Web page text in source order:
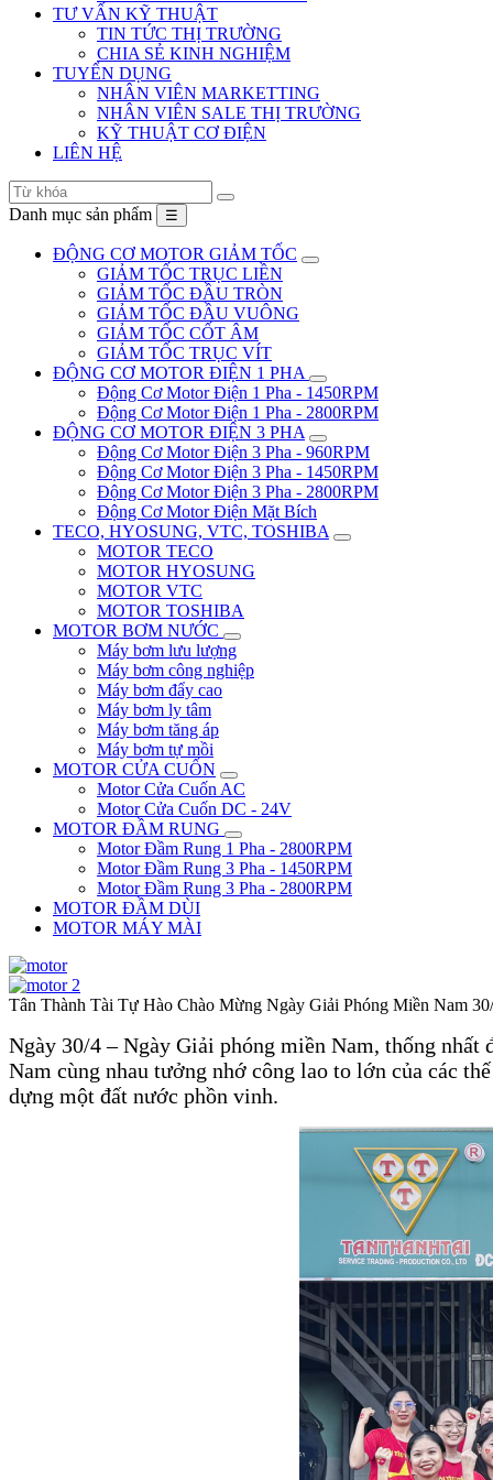
TƯ VẤN KỸ THUẬT
TIN TỨC THỊ TRƯỜNG
CHIA SẺ KINH NGHIỆM
TUYỂN DỤNG
NHÂN VIÊN MARKETTING
NHÂN VIÊN SALE THỊ TRƯỜNG
KỸ THUẬT CƠ ĐIỆN
LIÊN HỆ
Danh mục sản phẩm ☰
ĐỘNG CƠ MOTOR GIẢM TỐC
GIẢM TỐC TRỤC LIỀN
GIẢM TỐC ĐẦU TRÒN
GIẢM TỐC ĐẦU VUÔNG
GIẢM TỐC CỐT ÂM
GIẢM TỐC TRỤC VÍT
ĐỘNG CƠ MOTOR ĐIỆN 1 PHA
Động Cơ Motor Điện 1 Pha - 1450RPM
Động Cơ Motor Điện 1 Pha - 2800RPM
ĐỘNG CƠ MOTOR ĐIỆN 3 PHA
Động Cơ Motor Điện 3 Pha - 960RPM
Động Cơ Motor Điện 3 Pha - 1450RPM
Động Cơ Motor Điện 3 Pha - 2800RPM
Động Cơ Motor Điện Mặt Bích
TECO, HYOSUNG, VTC, TOSHIBA
MOTOR TECO
MOTOR HYOSUNG
MOTOR VTC
MOTOR TOSHIBA
MOTOR BƠM NƯỚC
Máy bơm lưu lượng
Máy bơm công nghiệp
Máy bơm đẩy cao
Máy bơm ly tâm
Máy bơm tăng áp
Máy bơm tự mồi
MOTOR CỬA CUỐN
Motor Cửa Cuốn AC
Motor Cửa Cuốn DC - 24V
MOTOR ĐẦM RUNG
Motor Đầm Rung 1 Pha - 2800RPM
Motor Đầm Rung 3 Pha - 1450RPM
Motor Đầm Rung 3 Pha - 2800RPM
MOTOR ĐẦM DÙI
MOTOR MÁY MÀI
Tân Thành Tài Tự Hào Chào Mừng Ngày Giải Phóng Miền Nam
Ngày 30/4 – Ngày Giải phóng miền Nam, thống
Nam cùng nhau tưởng nhớ công lao to lớn của các
dựng một đất nước phồn vinh.